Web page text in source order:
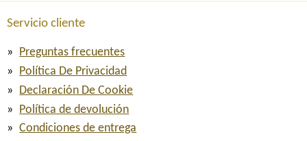
Servicio cliente
Preguntas frecuentes
Política De Privacidad
Declaración De Cookie
Política de devolución
Condiciones de entrega